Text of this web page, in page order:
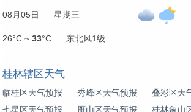
08月05日 星期三
26°C ~ 33°C 东北风1级
桂林辖区天气
临桂区天气预报 秀峰区天气预报
叠彩区天
七星区天气预报
雁山区天气预报 桂林象山